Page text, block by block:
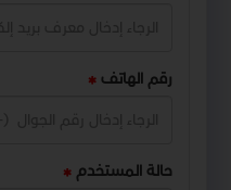
رقم الهاتف
حالة المستخدم